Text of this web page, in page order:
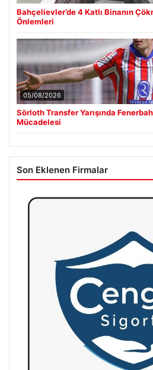
Bahçelievler’de 4 Katlı Binanın
Önlemleri
05/08/2026
Sörloth Transfer Yarışında
Mücadelesi
Son Eklenen Firmalar